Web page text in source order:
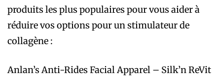
produits les plus populaires pour vous aider à
réduire vos options pour un stimulateur de
collagène :
Anlan’s Anti-Rides Facial Apparel – Silk’n ReVit